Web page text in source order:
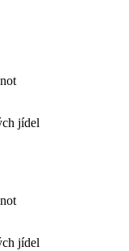
jídel
jídel